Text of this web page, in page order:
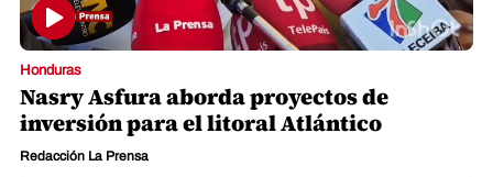
Honduras
Nasry Asfura aborda proyectos de
inversión para el litoral Atlántico
Redacción La Prensa